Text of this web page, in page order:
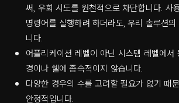
써, 우회 시도를 원천적으로 차단합니다. 사
명령어를 실행하려 하더라도, 우리 솔루션
니다.
어플리케이션 레벨이 아닌 시스템 레벨에서
경이나 쉘에 종속적이지 않습니다.
다양한 경우의 수를 고려할 필요가 없기 때
안정적입니다.